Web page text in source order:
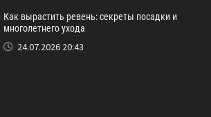
Как вырастить ревень: секреты посадки и
многолетнего ухода
24.07.2026 20:43